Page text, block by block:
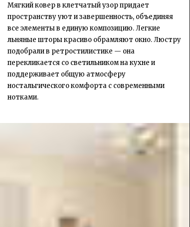
Мягкий ковер в клетчатый узор придает
пространству уют и завершенность, объединяя
все элементы в единую композицию. Легкие
льняные шторы красиво обрамляют окно. Люстру
подобрали в ретростилистике — она
перекликается со светильником на кухне и
поддерживает общую атмосферу
ностальгического комфорта с современными
нотками.